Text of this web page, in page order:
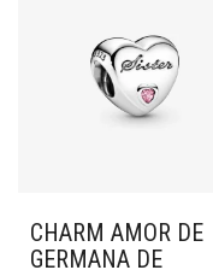
CHARM AMOR DE
GERMANA DE